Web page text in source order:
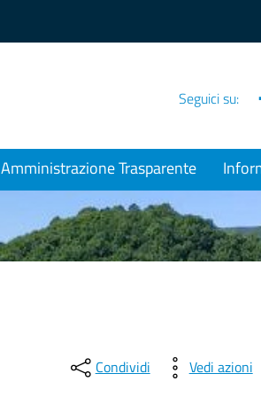
Seguici su:
Amministrazione Trasparente
Condividi Vedi azioni